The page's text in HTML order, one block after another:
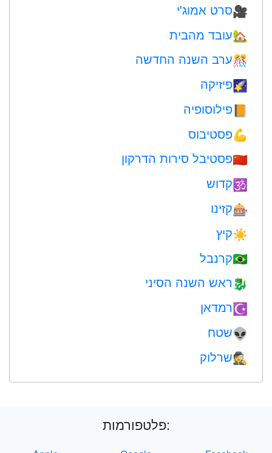
🎥סרט אמוג'י
🏡עובד מהבית
🎊ערב השנה החדשה
🌠פיזיקה
📙 פילוסופיה
💪פסטיבוס
🇨🇳פסטיבל סירות הדרקון
🕉קדוש
🎰קזינו
☀️קיץ
🇧🇷קרנבל
🐉 ראש השנה הסיני
☪️ רמדאן
👽שטח
🕵️שרלוק
פלטפורמות: